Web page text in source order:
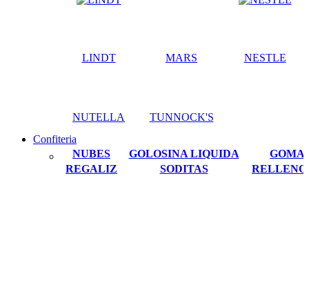
LINDT MARS NESTLE
NUTELLA
TUNNOCK'S
Confiteria
NUBES
GOLOSINA LIQUIDA
REGALIZ
SODITAS